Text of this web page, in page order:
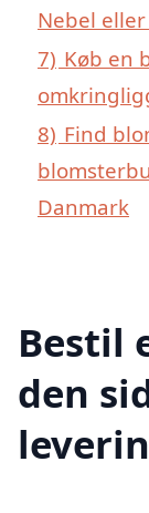
Nebel
7) Køb en
8) Find
Danmark
Bestil
den